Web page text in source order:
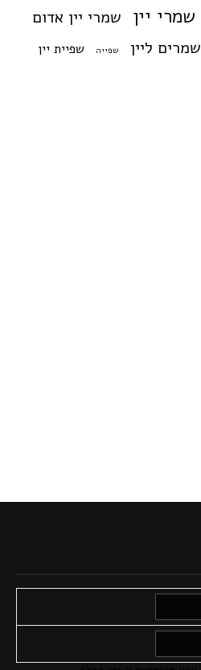
שמרי יין שמרי יין אדום
שמרים ליין שפייה
שפיית יין